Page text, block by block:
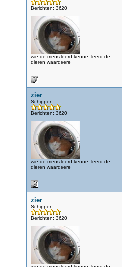
Berichten: 3620
wie de mens leerd kenne, leerd de
dieren waardeere
zier
Schipper
Berichten: 3620
wie de mens leerd kenne, leerd de
dieren waardeere
zier
Schipper
Berichten: 3620